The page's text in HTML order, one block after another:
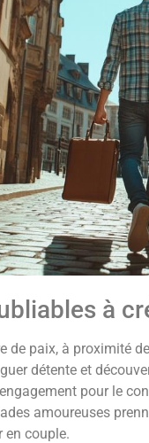
à
de paix, à proximité
détente et
pour le
amoureuses
en couple.